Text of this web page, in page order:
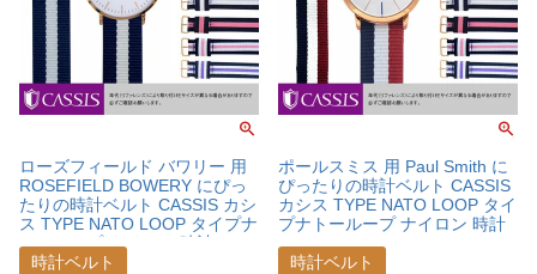
ローズフィールド バワリー 用
ROSEFIELD BOWERY にぴっ
たりの時計ベルト CASSIS カシ
ス TYPE NATO LOOP タイプナ
トーループ ナイロン 時計ベル
ト X0037A74RSFBWR
時計ベルト
ポールスミス 用 Paul Smith に
ぴったりの時計ベルト CASSIS
カシス TYPE NATO LOOP タイ
プナトーループ ナイロン 時計
ベルト X0037A74PLSR
時計ベルト